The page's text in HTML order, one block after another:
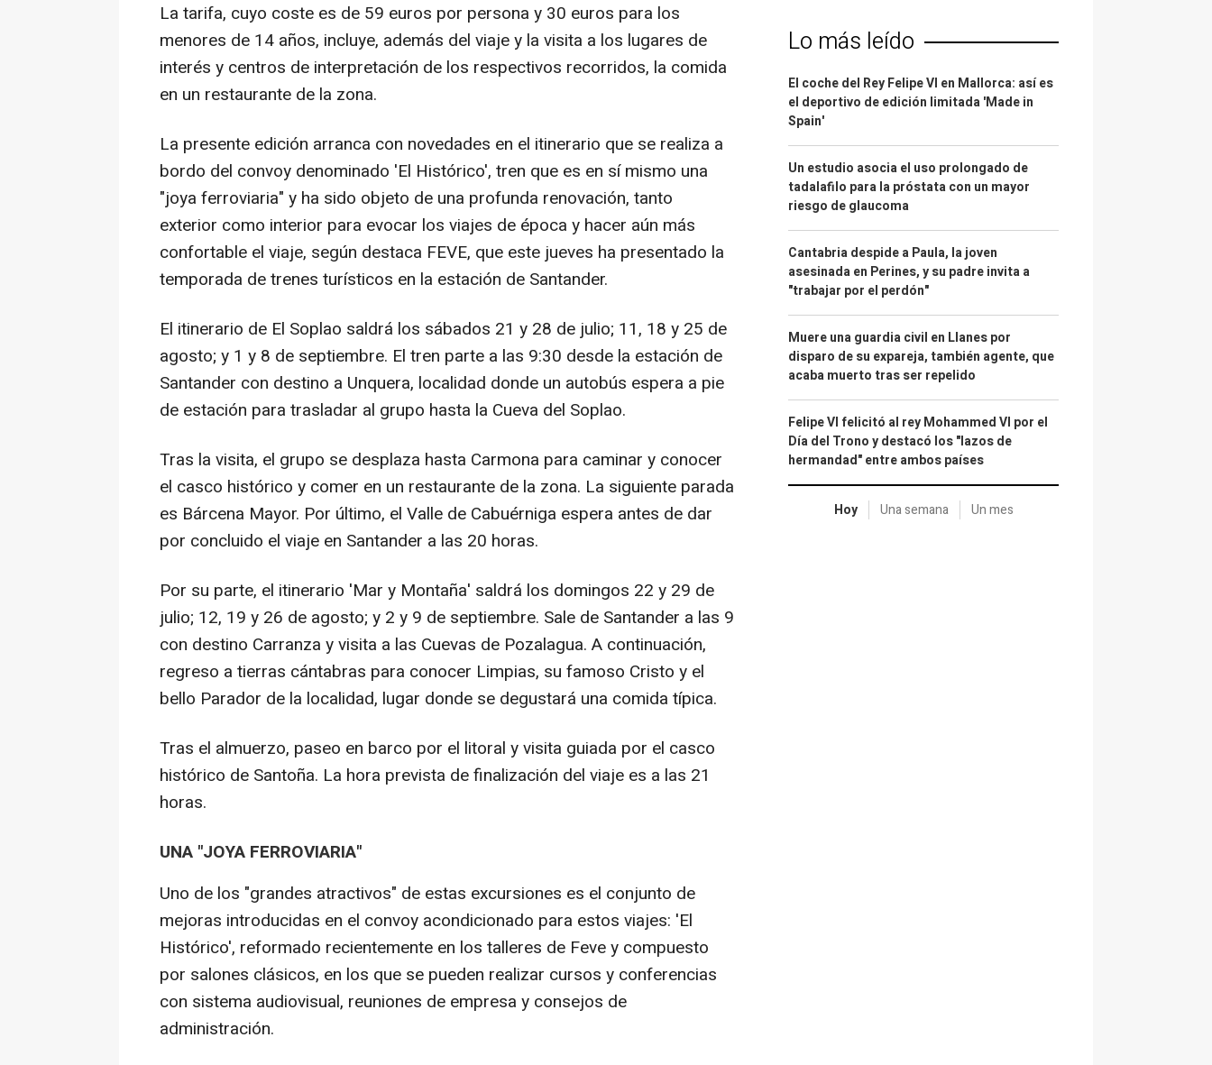
La tarifa, cuyo coste es de 59 euros por persona y 30 euros para los
menores de 14 años, incluye, además del viaje y la visita a los lugares de
interés y centros de interpretación de los respectivos recorridos, la comida
en un restaurante de la zona.
La presente edición arranca con novedades en el itinerario que se realiza a
bordo del convoy denominado 'El Histórico', tren que es en sí mismo una
"joya ferroviaria" y ha sido objeto de una profunda renovación, tanto
exterior como interior para evocar los viajes de época y hacer aún más
confortable el viaje, según destaca FEVE, que este jueves ha presentado la
temporada de trenes turísticos en la estación de Santander.
El itinerario de El Soplao saldrá los sábados 21 y 28 de julio; 11, 18 y 25 de
agosto; y 1 y 8 de septiembre. El tren parte a las 9:30 desde la estación de
Santander con destino a Unquera, localidad donde un autobús espera a pie
de estación para trasladar al grupo hasta la Cueva del Soplao.
Tras la visita, el grupo se desplaza hasta Carmona para caminar y conocer
el casco histórico y comer en un restaurante de la zona. La siguiente parada
es Bárcena Mayor. Por último, el Valle de Cabuérniga espera antes de dar
por concluido el viaje en Santander a las 20 horas.
Por su parte, el itinerario 'Mar y Montaña' saldrá los domingos 22 y 29 de
julio; 12, 19 y 26 de agosto; y 2 y 9 de septiembre. Sale de Santander a las 9
con destino Carranza y visita a las Cuevas de Pozalagua. A continuación,
regreso a tierras cántabras para conocer Limpias, su famoso Cristo y el
bello Parador de la localidad, lugar donde se degustará una comida típica.
Tras el almuerzo, paseo en barco por el litoral y visita guiada por el casco
histórico de Santoña. La hora prevista de finalización del viaje es a las 21
horas.
UNA "JOYA FERROVIARIA"
Uno de los "grandes atractivos" de estas excursiones es el conjunto de
mejoras introducidas en el convoy acondicionado para estos viajes: 'El
Histórico', reformado recientemente en los talleres de Feve y compuesto
por salones clásicos, en los que se pueden realizar cursos y conferencias
con sistema audiovisual, reuniones de empresa y consejos de
administración.
Lo más leído
El coche del Rey Felipe VI en Mallorca: así es
el deportivo de edición limitada 'Made in
Spain'
Un estudio asocia el uso prolongado de
tadalafilo para la próstata con un mayor
riesgo de glaucoma
Cantabria despide a Paula, la joven
asesinada en Perines, y su padre invita a
"trabajar por el perdón"
Muere una guardia civil en Llanes por
disparo de su expareja, también agente, que
acaba muerto tras ser repelido
Felipe VI felicitó al rey Mohammed VI por el
Día del Trono y destacó los "lazos de
hermandad" entre ambos países
Hoy Una semana Un mes